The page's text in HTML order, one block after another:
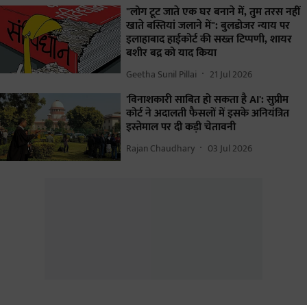
"लोग टूट जाते एक घर बनाने में, तुम तरस नहीं
खाते बस्तियां जलाने में": बुलडोजर न्याय पर
इलाहाबाद हाईकोर्ट की सख्त टिप्पणी, शायर
बशीर बद्र को याद किया
Geetha Sunil Pillai 21 Jul 2026
'विनाशकारी साबित हो सकता है AI': सुप्रीम
कोर्ट ने अदालती फैसलों में इसके अनियंत्रित
इस्तेमाल पर दी कड़ी चेतावनी
Rajan Chaudhary 03 Jul 2026